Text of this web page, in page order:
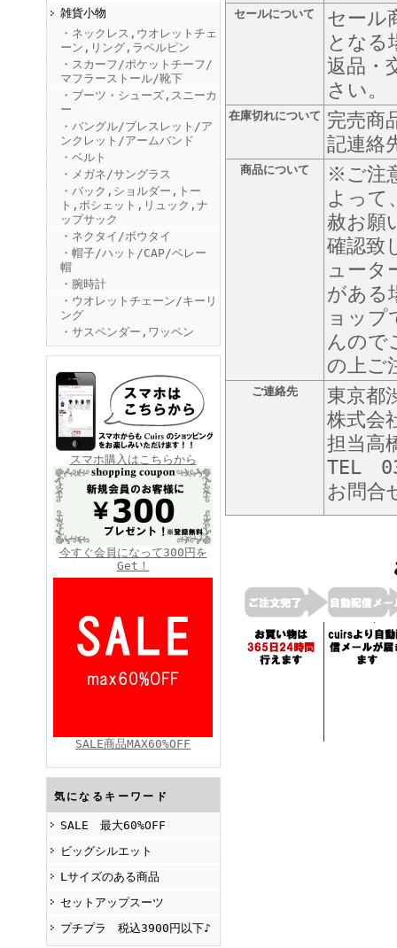
FINEBOYS2025年7月号
FINEBOYS2025年6月号
FINEBOYS2025年5月号
FINEBOYS2025年4月号
雑貨小物
・ネックレス,ウオレットチェ
ーン,リング,ラペルピン
・スカーフ/ポケットチーフ/
マフラーストール/靴下
・ブーツ・シューズ,スニーカ
ー
・バングル/ブレスレット/ア
ンクレット/アームバンド
・ベルト
・メガネ/サングラス
・バック,ショルダー,トー
ト,ポシェット,リュック,ナ
ップサック
・ネクタイ/ボウタイ
・帽子/ハット/CAP/ベレー
帽
・腕時計
・ウオレットチェーン/キーリ
ング
・サスペンダー,ワッペン
スマホ購入はこちらから
今すぐ会員になって300円を
Get！
SALE商品MAX60%OFF
気になるキーワード
SALE 最大60%OFF
ビッグシルエット
Lサイズのある商品
セットアップスーツ
プチプラ 税込3900円以下♪
セールについて
セール
となる
返品・
さい。
在庫切れについて 完売商
記連絡
商品について
※ご注
よって
赦お願
確認致
ュータ
がある
ョップ
んので
の上ご
ご連絡先
東京都
株式会
担当高
TEL
お問合